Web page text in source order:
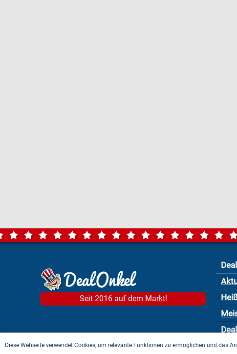
Seit 2016 auf dem Markt!
Diese Webseite verwendet Cookies, um relevante Funktionen zu ermöglichen und das